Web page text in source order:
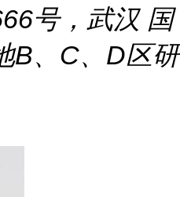
号，武汉 国
B、C、D区研